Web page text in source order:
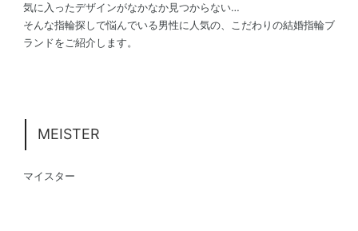
気に入ったデザインがなかなか見つからない…
そんな指輪探しで悩んでいる男性に人気の、こだわりの結婚指輪ブ
ランドをご紹介します。
MEISTER
マイスター